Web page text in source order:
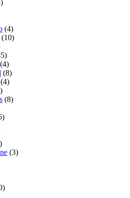
(4)
(10)
(4)
(8)
(4)
(8)
(3)